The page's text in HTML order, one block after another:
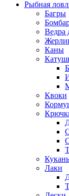
Рыбная
Багры
Ведра
Каны
Квоки
Лаки